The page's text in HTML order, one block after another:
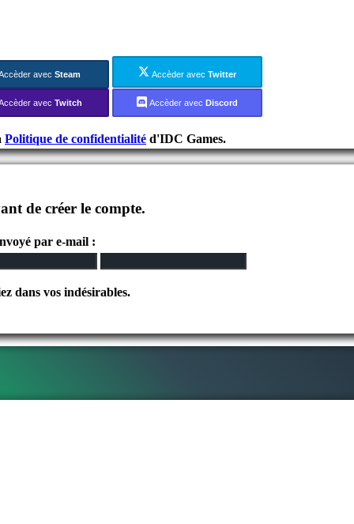
avec Steam Accèder avecTwitter
avec Twitch Accèder avec Discord
Politique de confidentialité d'IDC Games.
de créer le compte.
par e-mail :
dans vos indésirables.